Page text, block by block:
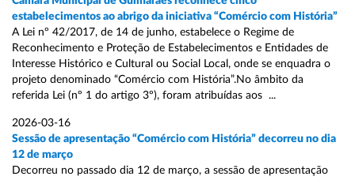
estabelecimentos ao abrigo da iniciativa “Comércio com História”
A Lei nº 42/2017, de 14 de junho, estabelece o Regime de
Reconhecimento e Proteção de Estabelecimentos e Entidades de
Interesse Histórico e Cultural ou Social Local, onde se enquadra o
projeto denominado “Comércio com História”.No âmbito da
referida Lei (nº 1 do artigo 3º), foram atribuídas aos ...
2026-03-16
Sessão de apresentação “Comércio com História” decorreu no dia
12 de março
Decorreu no passado dia 12 de março, a sessão de apresentação